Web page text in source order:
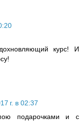
курс! И
г. в 02:37
подарочками и с